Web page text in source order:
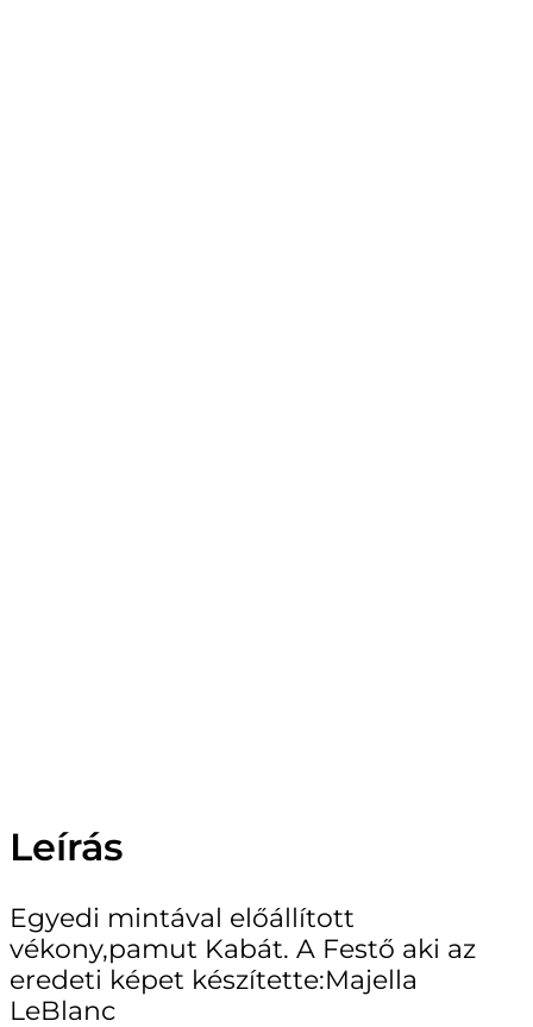
Leírás
Egyedi mintával előállított
vékony,pamut Kabát. A Festő aki az
eredeti képet készítette:Majella
LeBlanc